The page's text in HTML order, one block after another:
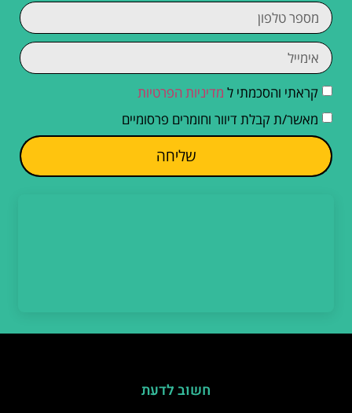
קראתי והסכמתי ל מדיניות הפרטיות
מאשר/ת קבלת דיוור וחומרים פרסומיים
שליחה
חשוב לדעת